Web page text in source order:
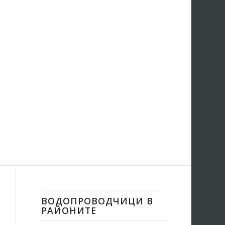
ВОДОПРОВОДЧИЦИ В
РАЙОНИТЕ